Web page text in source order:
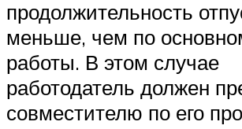
продолжительность
меньше, чем по
работы. В этом случае
работодатель должен
совместителю по его